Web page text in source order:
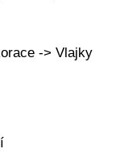
-> Vlajky